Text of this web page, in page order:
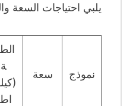
يلبي احتياجات السعة
نموذج سعة
ة